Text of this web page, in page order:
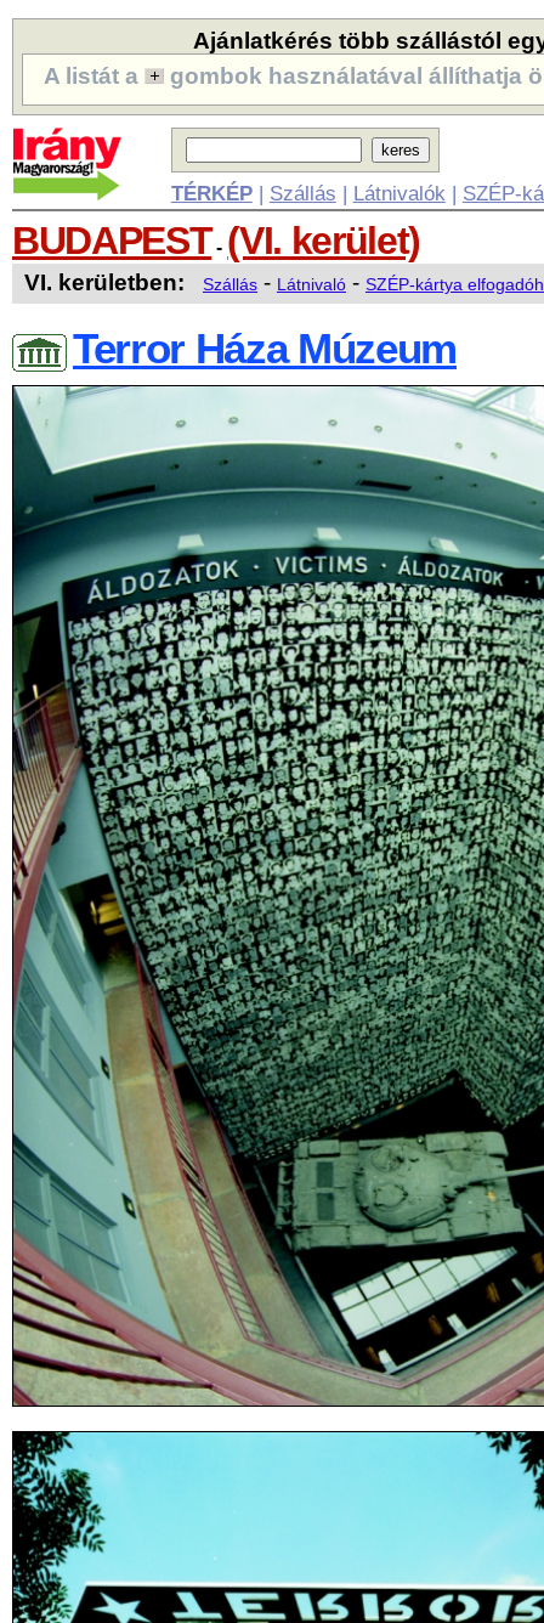
Ajánlatkérés több szállástól
A listát a
gombok használatával állíthatja
TÉRKÉP| Szállás | Látnivalók | SZÉP-
BUDAPEST - (VI. kerület)
VI. kerületben: Szállás - Látnivaló - SZÉP-kártya
Terror Háza Múzeum